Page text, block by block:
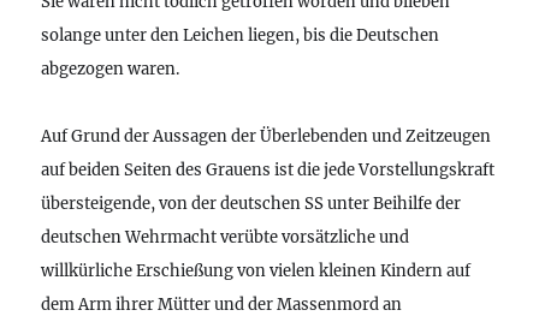
solange unter den Leichen liegen, bis die Deutschen
abgezogen waren.
Auf Grund der Aussagen der Überlebenden und Zeitzeugen
auf beiden Seiten des Grauens ist die jede Vorstellungskraft
übersteigende, von der deutschen SS unter Beihilfe der
deutschen Wehrmacht verübte vorsätzliche und
willkürliche Erschießung von vielen kleinen Kindern auf
dem Arm ihrer Mütter und der Massenmord an